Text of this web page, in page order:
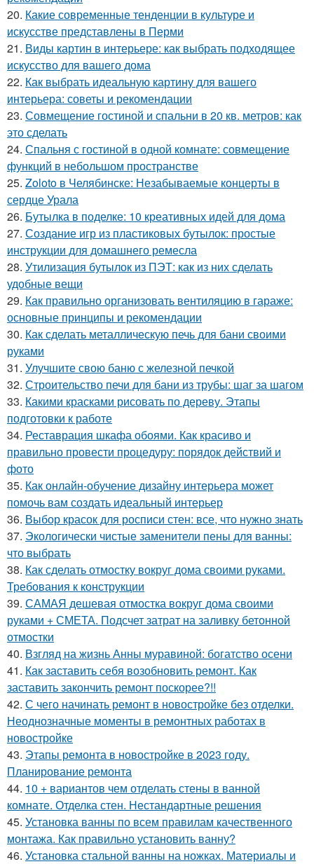
20. Какие современные тенденции в культуре и
искусстве представлены в Перми
21. Виды картин в интерьере: как выбрать подходящее
искусство для вашего дома
22. Как выбрать идеальную картину для вашего
интерьера: советы и рекомендации
23. Совмещение гостиной и спальни в 20 кв. метров: как
это сделать
24. Спальня с гостиной в одной комнате: совмещение
функций в небольшом пространстве
25. Zoloto в Челябинске: Незабываемые концерты в
сердце Урала
26. Бутылка в поделке: 10 креативных идей для дома
27. Создание игр из пластиковых бутылок: простые
инструкции для домашнего ремесла
28. Утилизация бутылок из ПЭТ: как из них сделать
удобные вещи
29. Как правильно организовать вентиляцию в гараже:
основные принципы и рекомендации
30. Как сделать металлическую печь для бани своими
руками
31. Улучшите свою баню с железной печкой
32. Строительство печи для бани из трубы: шаг за шагом
33. Какими красками рисовать по дереву. Этапы
подготовки к работе
34. Реставрация шкафа обоями. Как красиво и
правильно провести процедуру: порядок действий и
фото
35. Как онлайн-обучение дизайну интерьера может
помочь вам создать идеальный интерьер
36. Выбор красок для росписи стен: все, что нужно знать
37. Экологически чистые заменители пены для ванны:
что выбрать
38. Как сделать отмостку вокруг дома своими руками.
Требования к конструкции
39. САМАЯ дешевая отмостка вокруг дома своими
руками + СМЕТА. Подсчет затрат на заливку бетонной
отмостки
40. Взгляд на жизнь Анны муравиной: богатство осени
41. Как заставить себя возобновить ремонт. Как
заставить закончить ремонт поскорее?!!
42. С чего начинать ремонт в новостройке без отделки.
Неоднозначные моменты в ремонтных работах в
новостройке
43. Этапы ремонта в новостройке в 2023 году.
Планирование ремонта
44. 10 + вариантов чем отделать стены в ванной
комнате. Отделка стен. Нестандартные решения
45. Установка ванны по всем правилам качественного
монтажа. Как правильно установить ванну?
46. Установка стальной ванны на ножках. Материалы и